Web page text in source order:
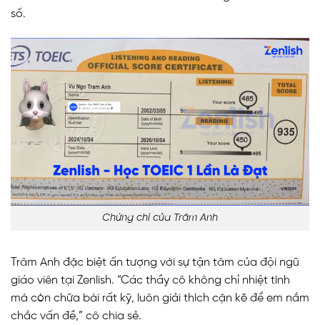
số.
Chứng chỉ của Trâm Anh
Trâm Anh đặc biệt ấn tượng với sự tận tâm của đội ngũ
giáo viên tại Zenlish. “Các thầy cô không chỉ nhiệt tình
mà còn chữa bài rất kỹ, luôn giải thích cặn kẽ để em nắm
chắc vấn đề,” cô chia sẻ.